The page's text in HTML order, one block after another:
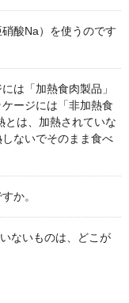
酸Na）を使うのです
は「加熱食肉製品」
ージには「非加熱食
とは、加熱されていな
ないでそのまま食べ
か。
ないものは、どこが